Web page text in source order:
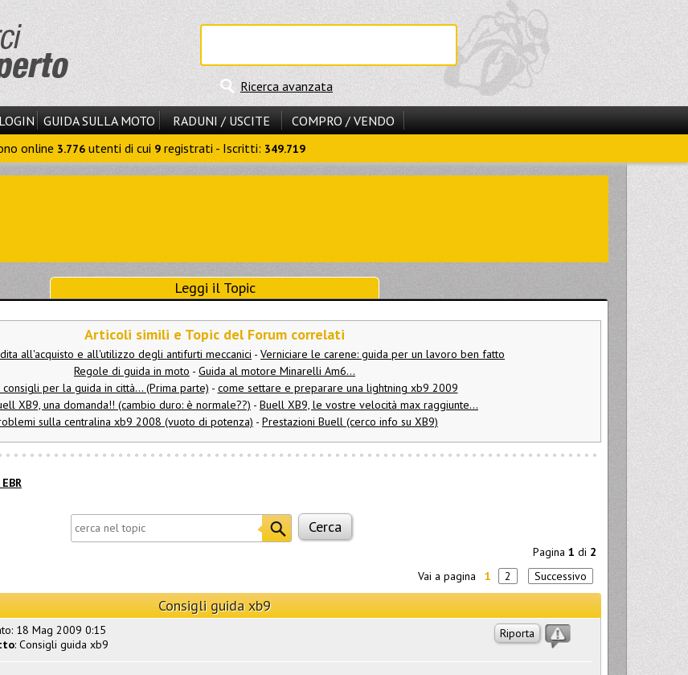
Ricerca avanzata
GUIDA SULLA MOTO RADUNI / USCITE
COMPRO / VENDO
online 3.776 utenti di cui 9 registrati - Iscritti: 349.719
Leggi il Topic
Articoli simili e Topic del Forum correlati
all'acquisto e all'utilizzo degli antifurti meccanici - Verniciare le carene: guida per un lavoro ben fatto
Regole di guida in moto - Guida al motore Minarelli Am6...
consigli per la guida in città... (Prima parte) - come settare e preparare una lightning xb9 2009
XB9, una domanda!! (cambio duro: è normale??) - Buell XB9, le vostre velocità max raggiunte...
sulla centralina xb9 2008 (vuoto di potenza) - Prestazioni Buell (cerco info su XB9)
Pagina 1 di 2
Vai a pagina
1 2 Successivo
Consigli guida xb9
Riporta
18 Mag 2009 0:15
: Consigli guida xb9